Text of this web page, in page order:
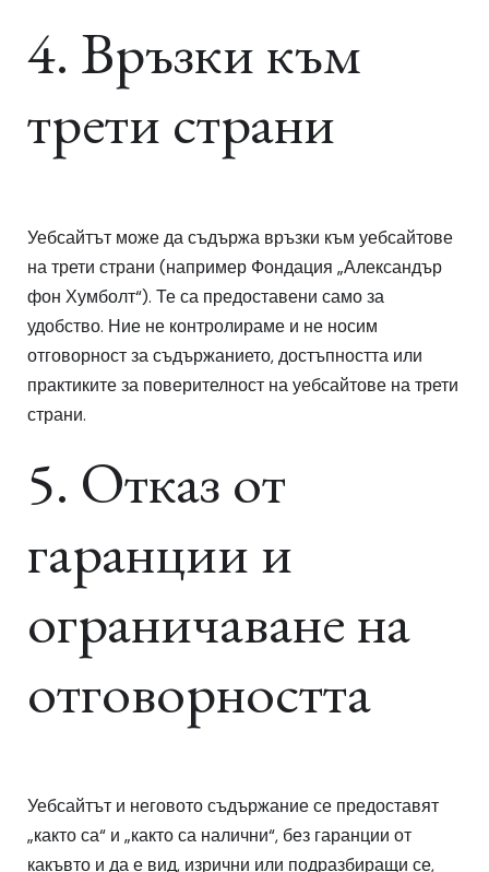
4. Връзки към
трети страни
Уебсайтът може да съдържа връзки към уебсайтове
на трети страни (например Фондация „Александър
фон Хумболт“). Те са предоставени само за
удобство. Ние не контролираме и не носим
отговорност за съдържанието, достъпността или
практиките за поверителност на уебсайтове на трети
страни.
5. Отказ от
гаранции и
ограничаване на
отговорността
Уебсайтът и неговото съдържание се предоставят
„както са“ и „както са налични“, без гаранции от
какъвто и да е вид, изрични или подразбиращи се,